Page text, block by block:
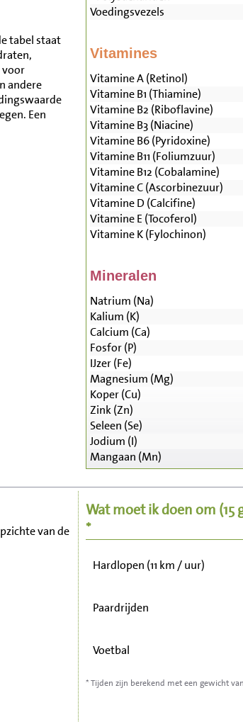
tabel staat
voor
andere
Een
Voedingsvezels
Vitamines
Vitamine A (Retinol)
Vitamine B1 (Thiamine)
Vitamine B2 (Riboflavine)
Vitamine B3 (Niacine)
Vitamine B6 (Pyridoxine)
Vitamine B11 (Foliumzuur)
Vitamine B12 (Cobalamine)
Vitamine C (Ascorbinezuur)
Vitamine D (Calcifine)
Vitamine E (Tocoferol)
Vitamine K (Fylochinon)
Mineralen
Natrium (Na)
Kalium (K)
Calcium (Ca)
Fosfor (P)
IJzer (Fe)
Magnesium (Mg)
Koper (Cu)
Zink (Zn)
Seleen (Se)
Jodium (I)
Mangaan (Mn)
van de
Wat moet ik doen om (15
*
Zitten, tv kijken
Hardlopen (11 km / uur)
Paardrijden
Voetbal
Stofzuigen
* Tijden zijn berekend met een gewicht